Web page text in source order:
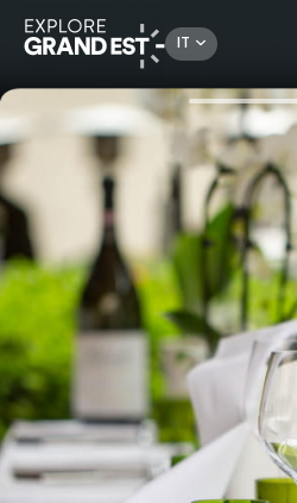
IT
Tradizionale e locale